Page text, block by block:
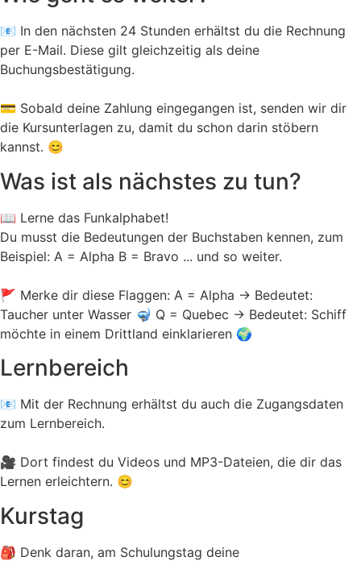
📧 In den nächsten 24 Stunden erhältst du die Rechnung
per E-Mail. Diese gilt gleichzeitig als deine
Buchungsbestätigung.
💳 Sobald deine Zahlung eingegangen ist, senden wir dir
die Kursunterlagen zu, damit du schon darin stöbern
kannst. 😊
Was ist als nächstes zu tun?
📖 Lerne das Funkalphabet!
Du musst die Bedeutungen der Buchstaben kennen, zum
Beispiel: A = Alpha B = Bravo ... und so weiter.
🚩 Merke dir diese Flaggen: A = Alpha → Bedeutet:
Taucher unter Wasser 🤿 Q = Quebec → Bedeutet: Schiff
möchte in einem Drittland einklarieren 🌍
Lernbereich
📧 Mit der Rechnung erhältst du auch die Zugangsdaten
zum Lernbereich.
🎥 Dort findest du Videos und MP3-Dateien, die dir das
Lernen erleichtern. 😊
Kurstag
🎒 Denk daran, am Schulungstag deine